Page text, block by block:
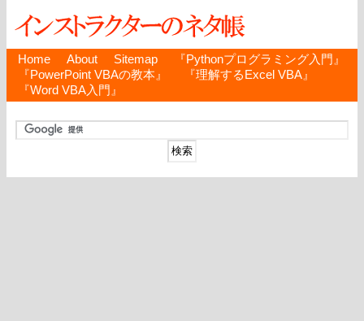
Home About Sitemap
『Pythonプログラミング入門』
『PowerPoint VBAの教本』
『理解するExcel VBA』
『Word VBA入門』